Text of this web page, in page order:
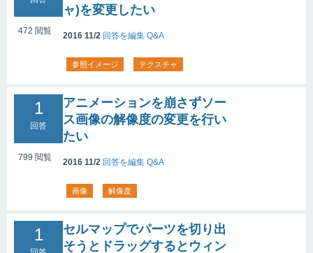
472 閲覧
ャ)を変更したい
2016 11/2 回答を編集 Q&A
参照イメージ テクスチャ
1
回答
799 閲覧
アニメーションを崩さずソー
ス画像の解像度の変更を行い
たい
2016 11/2 回答を編集 Q&A
画像 解像度
1
セルマップでパーツを切り出
そうとドラッグするとウィン